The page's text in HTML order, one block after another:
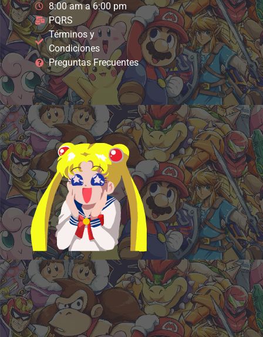
8:00 am a 6:00 pm
PQRS
Términos y
Condiciones
Preguntas Frecuentes